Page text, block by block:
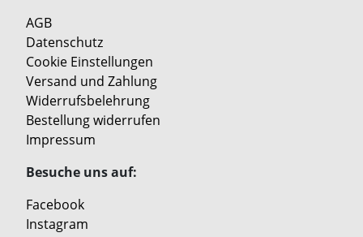
AGB
Datenschutz
Cookie Einstellungen
Versand und Zahlung
Widerrufsbelehrung
Bestellung widerrufen
Impressum
Besuche uns auf:
Facebook
Instagram